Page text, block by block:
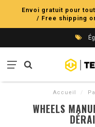
Envoi gratuit pour
/ Free shipping
Accueil /
WHEELS